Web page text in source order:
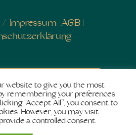
/ Impressum| AGB|
abonnieren
website to give you the most
remembering your preferences
“Accept All”, you consent to
However, you may visit
a controlled consent.